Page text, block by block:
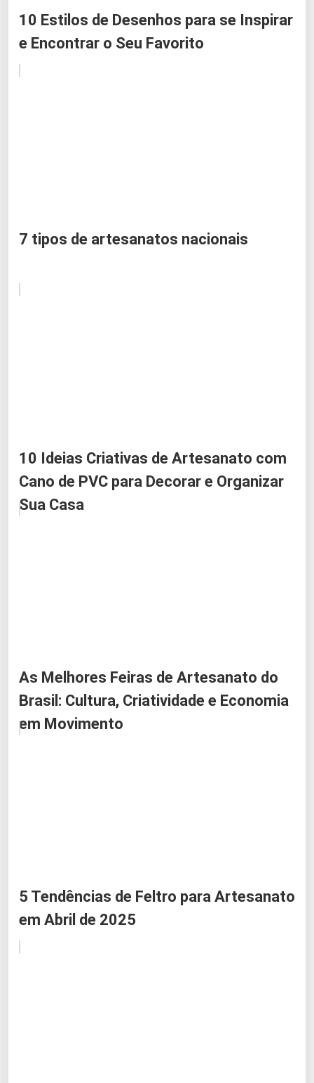
10 Estilos de Desenhos para se Inspirar
e Encontrar o Seu Favorito
7 tipos de artesanatos nacionais
10 Ideias Criativas de Artesanato com
Cano de PVC para Decorar e Organizar
Sua Casa
As Melhores Feiras de Artesanato do
Brasil: Cultura, Criatividade e Economia
em Movimento
5 Tendências de Feltro para Artesanato
em Abril de 2025